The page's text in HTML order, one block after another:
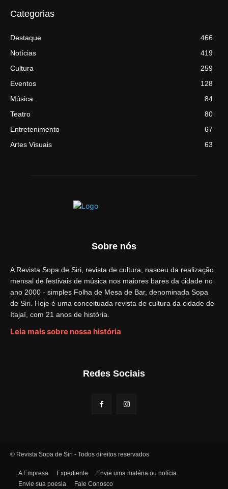
Categorias
Destaque
466
Notícias
419
Cultura
259
Eventos
128
Música
84
Teatro
80
Entretenimento
67
Artes Visuais
63
Sobre nós
A Revista Sopa de Siri, revista de cultura, nasceu da realização
mensal de festivais de música nos maiores bares da cidade no
ano 2000 - simples Folha de Mesa de Bar, denominada Sopa
de Siri. Hoje é uma conceituada revista de cultura da cidade de
Itajaí, com 21 anos de história.
Leia mais sobre nossa história
Redes Sociais
© Revista Sopa de Siri - Todos direitos reservados
A Empresa Expediente
Envie uma matéria ou notícia
Envie sua poesia
Fale Conosco